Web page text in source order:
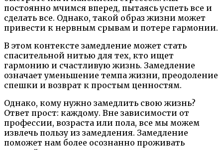
постоянно мчимся вперед, пытаясь успеть все и
сделать все. Однако, такой образ жизни может
привести к нервным срывам и потере гармонии.
В этом контексте замедление может стать
спасительной нитью для тех, кто ищет
гармонию и счастливую жизнь. Замедление
означает уменьшение темпа жизни, преодоление
спешки и возврат к простым ценностям.
Однако, кому нужно замедлить свою жизнь?
Ответ прост: каждому. Вне зависимости от
профессии, возраста или пола, все мы можем
извлечь пользу из замедления. Замедление
поможет нам более осознанно проживать